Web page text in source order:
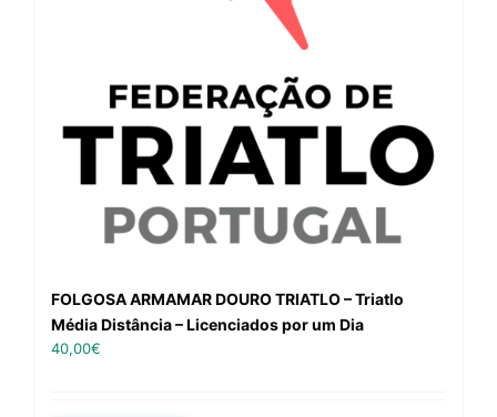
FOLGOSA ARMAMAR DOURO TRIATLO – Triatlo
Média Distância – Licenciados por um Dia
40,00€